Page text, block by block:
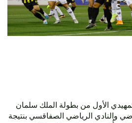
الأول من بطولة الملك سلمان
والنادي الرياضي الصفاقسي بنتيجة